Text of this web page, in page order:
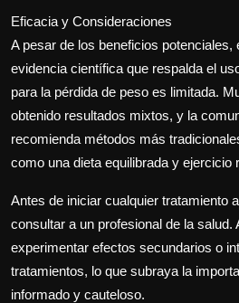
Eficacia y Consideraciones
A pesar de los beneficios potenciales,
evidencia científica que respalda el
para la pérdida de peso es limitada.
obtenido resultados mixtos, y la
recomienda métodos más
como una dieta equilibrada y ejercicio
Antes de iniciar cualquier tratamiento
consultar a un profesional de la salud.
experimentar efectos secundarios o
tratamientos, lo que subraya la
informado y cauteloso.